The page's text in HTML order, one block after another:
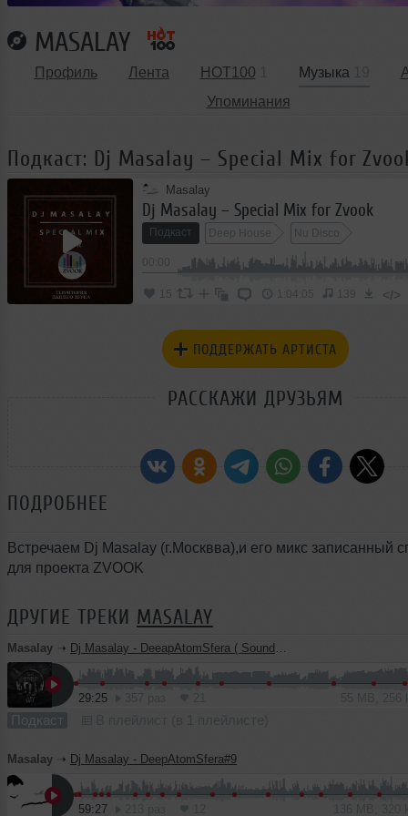
MASALAY
Профиль Лента HOT100 Музыка
Упоминания
Подкаст: Dj Masalay – Special Mix for
Masalay
Dj Masalay – Special Mix for Zvook
Подкаст Deep House Nu Disco
15 1:04:05 139 </>
ПОДДЕРЖАТЬ АРТИСТА
РАССКАЖИ ДРУЗЬЯМ
ПОДРОБНЕЕ
Встречаем Dj Masalay (г.Москвва),и его микс записанный
для проекта ZVOOK
ДРУГИЕ ТРЕКИ MASALAY
Masalay ➝ Dj Masalay - DeeapAtomSfera ( SoundClash битва в топ 100 )
29:25
Подкаст
Masalay ➝ Dj Masalay - DeepAtomSfera#9
59:27